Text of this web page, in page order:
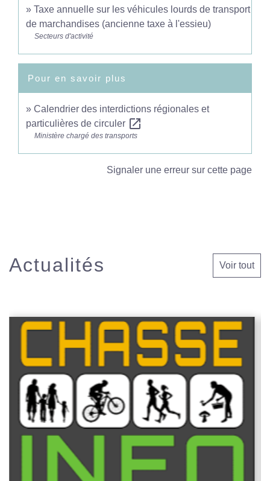
Taxe annuelle sur les véhicules lourds de transport
de marchandises (ancienne taxe à l'essieu)
Secteurs d'activité
Pour en savoir plus
Calendrier des interdictions régionales et
particulières de circuler open_in_new
Ministère chargé des transports
Signaler une erreur sur cette page
Actualités Voir tout